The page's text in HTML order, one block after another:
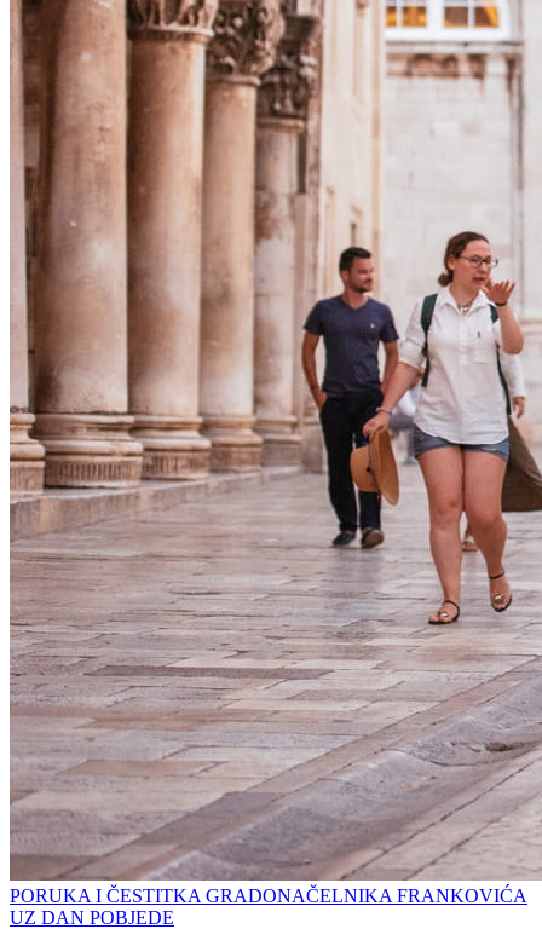
PORUKA I ČESTITKA GRADONAČELNIKA FRANKOVIĆA
UZ DAN POBJEDE